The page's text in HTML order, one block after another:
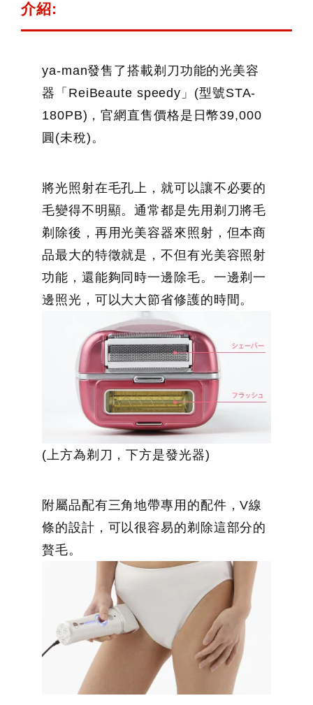
介紹:
ya-man發售了搭載剃刀功能的光美容
器「ReiBeaute speedy」(型號STA-
180PB)，官網直售價格是日幣39,000
圓(未稅)。
將光照射在毛孔上，就可以讓不必要的
毛變得不明顯。通常都是先用剃刀將毛
剃除後，再用光美容器來照射，但本商
品最大的特徵就是，不但有光美容照射
功能，還能夠同時一邊除毛。一邊剃一
邊照光，可以大大節省修護的時間。
(上方為剃刀，下方是發光器)
附屬品配有三角地帶專用的配件，V線
條的設計，可以很容易的剃除這部分的
贅毛。